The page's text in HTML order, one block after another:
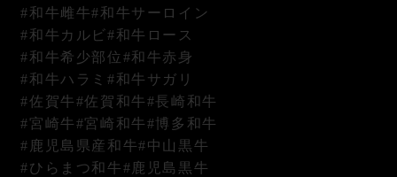
#和牛雌牛#和牛サーロイン
#和牛カルビ#和牛ロース
#和牛希少部位#和牛赤身
#和牛ハラミ#和牛サガリ
#佐賀牛#佐賀和牛#長崎和牛
#宮崎牛#宮崎和牛#博多和牛
#鹿児島県産和牛#中山黒牛
#ひらまつ和牛#鹿児島黒牛